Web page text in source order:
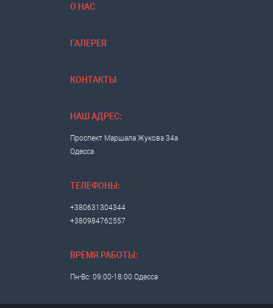
О НАС
ГАЛЕРЕЯ
КОНТАКТЫ
НАШ АДРЕС:
Проспект Маршала Жукова 34а
Одесса
ТЕЛЕФОНЫ:
+380631304344
+380984762557
ВРЕМЯ РАБОТЫ:
Пн-Вс: 09:00-18:00 Одесса